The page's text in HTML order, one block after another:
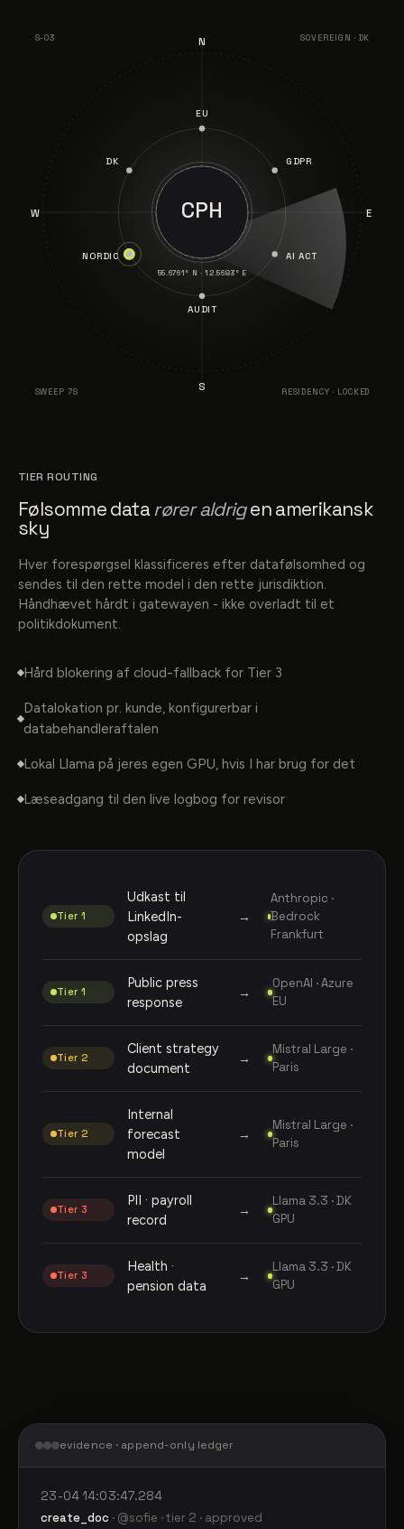
N
S
W E
EU
GDPR
AI ACT
AUDIT
NORDIC
DK
CPH
55.6761° N · 12.5683° E
S-03 SOVEREIGN · DK
SWEEP 7S RESIDENCY · LOCKED
TIER ROUTING
Følsomme datarører aldrigen amerikansk
sky
Hver forespørgsel klassificeres efter datafølsomhed og
sendes til den rette model i den rette jurisdiktion.
Håndhævet hårdt i gatewayen - ikke overladt til et
politikdokument.
Hård blokering af cloud-fallback for Tier 3
Datalokation pr. kunde, konfigurerbar i
databehandleraftalen
Lokal Llama på jeres egen GPU, hvis I har brug for det
Læseadgang til den live logbog for revisor
Tier 1
Udkast til
LinkedIn-
opslag
→
Anthropic ·
Bedrock
Frankfurt
Tier 1
Public press
response
→
OpenAI · Azure
EU
Tier 2
Client strategy
document
→
Mistral Large ·
Paris
Tier 2
Internal
forecast
model
→
Mistral Large ·
Paris
Tier 3
PII · payroll
record
→
Llama 3.3 · DK
GPU
Tier 3
Health ·
pension data
→
Llama 3.3 · DK
GPU
evidence · append-only ledger
23-04 14:03:47.284
create_doc · @sofie · tier 2 · approved